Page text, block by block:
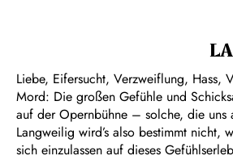
Liebe, Eifersucht, Verzweiflung, Hass,
Mord: Die großen Gefühle und
auf der Opernbühne – solche, die uns
Langweilig wird’s also bestimmt nicht,
sich einzulassen auf dieses